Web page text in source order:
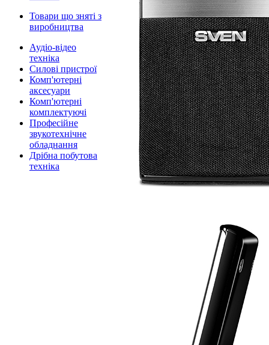
Товари що зняті з
виробництва
Аудіо-відео
техніка
Силові пристрої
Комп'ютерні
аксесуари
Комп'ютерні
комплектуючі
Професійне
звукотехнічне
обладнання
Дрібна побутова
техніка